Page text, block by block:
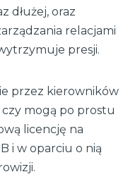
dłużej, oraz
relacjami
presji.
przez kierowników
mogą po prostu
licencję na
i w oparciu o nią